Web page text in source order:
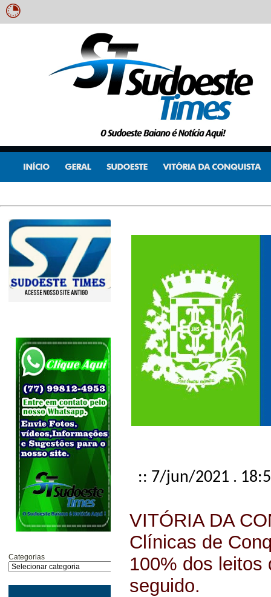
Categorias
:: 7/jun/2021 .
VITÓRIA DA
Clínicas de
100% dos leitos
seguido.